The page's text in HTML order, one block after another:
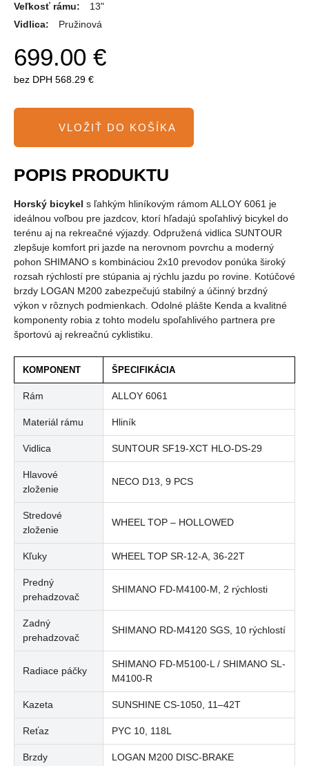
Veľkosť rámu:
13"
Vidlica:
Pružinová
699.00 €
bez DPH 568.29 €
POPIS PRODUKTU
Horský bicykel s ľahkým hliníkovým rámom ALLOY 6061 je
ideálnou voľbou pre jazdcov, ktorí hľadajú spoľahlivý bicykel do
terénu aj na rekreačné výjazdy. Odpružená vidlica SUNTOUR
zlepšuje komfort pri jazde na nerovnom povrchu a moderný
pohon SHIMANO s kombináciou 2x10 prevodov ponúka široký
rozsah rýchlostí pre stúpania aj rýchlu jazdu po rovine. Kotúčové
brzdy LOGAN M200 zabezpečujú stabilný a účinný brzdný
výkon v rôznych podmienkach. Odolné plášte Kenda a kvalitné
komponenty robia z tohto modelu spoľahlivého partnera pre
športovú aj rekreačnú cyklistiku.
KOMPONENT ŠPECIFIKÁCIA
Rám ALLOY 6061
Materiál rámu Hliník
Vidlica SUNTOUR SF19-XCT HLO-DS-29
Hlavové
zloženie
NECO D13, 9 PCS
Stredové
zloženie
WHEEL TOP – HOLLOWED
Kľuky WHEEL TOP SR-12-A, 36-22T
Predný
prehadzovač
SHIMANO FD-M4100-M, 2 rýchlosti
Zadný
prehadzovač
SHIMANO RD-M4120 SGS, 10 rýchlostí
Radiace páčky
SHIMANO FD-M5100-L / SHIMANO SL-
M4100-R
Kazeta SUNSHINE CS-1050, 11–42T
Reťaz PYC 10, 118L
Brzdy LOGAN M200 DISC-BRAKE